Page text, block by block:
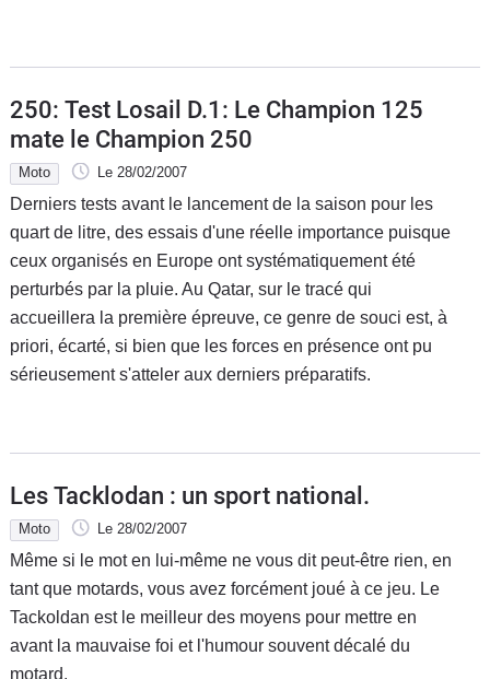
250: Test Losail D.1: Le Champion 125
mate le Champion 250
Moto Le 28/02/2007
Derniers tests avant le lancement de la saison pour les
quart de litre, des essais d'une réelle importance puisque
ceux organisés en Europe ont systématiquement été
perturbés par la pluie. Au Qatar, sur le tracé qui
accueillera la première épreuve, ce genre de souci est, à
priori, écarté, si bien que les forces en présence ont pu
sérieusement s'atteler aux derniers préparatifs.
Les Tacklodan : un sport national.
Moto Le 28/02/2007
Même si le mot en lui-même ne vous dit peut-être rien, en
tant que motards, vous avez forcément joué à ce jeu. Le
Tackoldan est le meilleur des moyens pour mettre en
avant la mauvaise foi et l'humour souvent décalé du
motard.